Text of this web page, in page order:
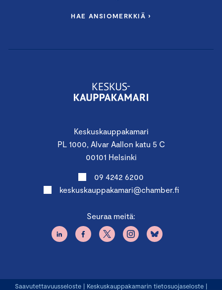
Keskuskauppakamari
PL 1000, Alvar Aallon katu 5 C
00101 Helsinki
09 4242 6200
keskuskauppakamari@chamber.fi
Seuraa meitä:
HAE ANSIOMERKKIÄ ›
Saavutettavuusseloste | Keskuskauppakamarin tietosuojaseloste |